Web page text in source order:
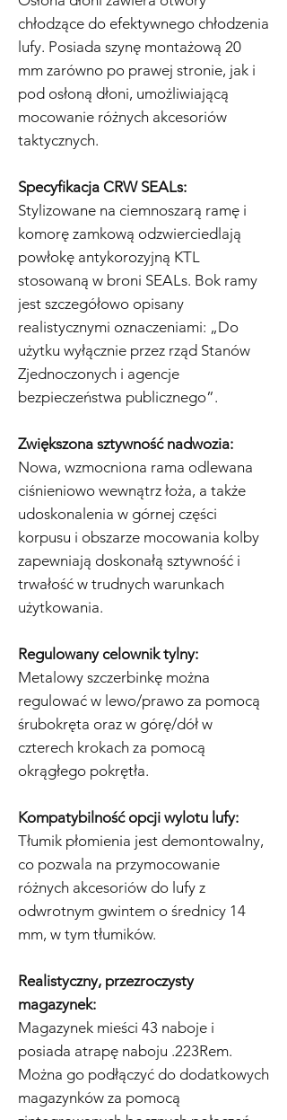
chłodzące do efektywnego chłodzenia
lufy. Posiada szynę montażową 20
mm zarówno po prawej stronie, jak i
pod osłoną dłoni, umożliwiającą
mocowanie różnych akcesoriów
taktycznych.
Specyfikacja CRW SEALs:
Stylizowane na ciemnoszarą ramę i
komorę zamkową odzwierciedlają
powłokę antykorozyjną KTL
stosowaną w broni SEALs. Bok ramy
jest szczegółowo opisany
realistycznymi oznaczeniami: „Do
użytku wyłącznie przez rząd Stanów
Zjednoczonych i agencje
bezpieczeństwa publicznego”.
Zwiększona sztywność nadwozia:
Nowa, wzmocniona rama odlewana
ciśnieniowo wewnątrz łoża, a także
udoskonalenia w górnej części
korpusu i obszarze mocowania kolby
zapewniają doskonałą sztywność i
trwałość w trudnych warunkach
użytkowania.
Regulowany celownik tylny:
Metalowy szczerbinkę można
regulować w lewo/prawo za pomocą
śrubokręta oraz w górę/dół w
czterech krokach za pomocą
okrągłego pokrętła.
Kompatybilność opcji wylotu lufy:
Tłumik płomienia jest demontowalny,
co pozwala na przymocowanie
różnych akcesoriów do lufy z
odwrotnym gwintem o średnicy 14
mm, w tym tłumików.
Realistyczny, przezroczysty
magazynek:
Magazynek mieści 43 naboje i
posiada atrapę naboju .223Rem.
Można go podłączyć do dodatkowych
magazynków za pomocą